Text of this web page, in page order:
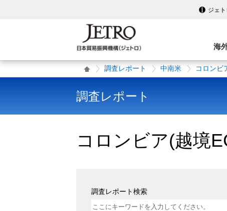
ジェ
海
調査レポート 中南米 コロンビ
調査レポート
コロンビア(越境
調査レポート検索